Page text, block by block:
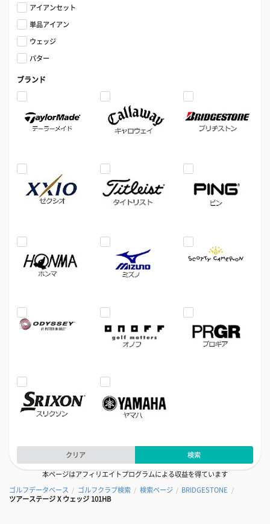
アイアンセット
単品アイアン
ウェッジ
パター
ブランド
クリア
検索
本ページはアフィリエイトプログラムによる収益を得ています
ゴルフデータベース / ゴルフクラブ検索 / 検索ページ / BRIDGESTONE /
ツアーステージ X ウェッジ 101HB